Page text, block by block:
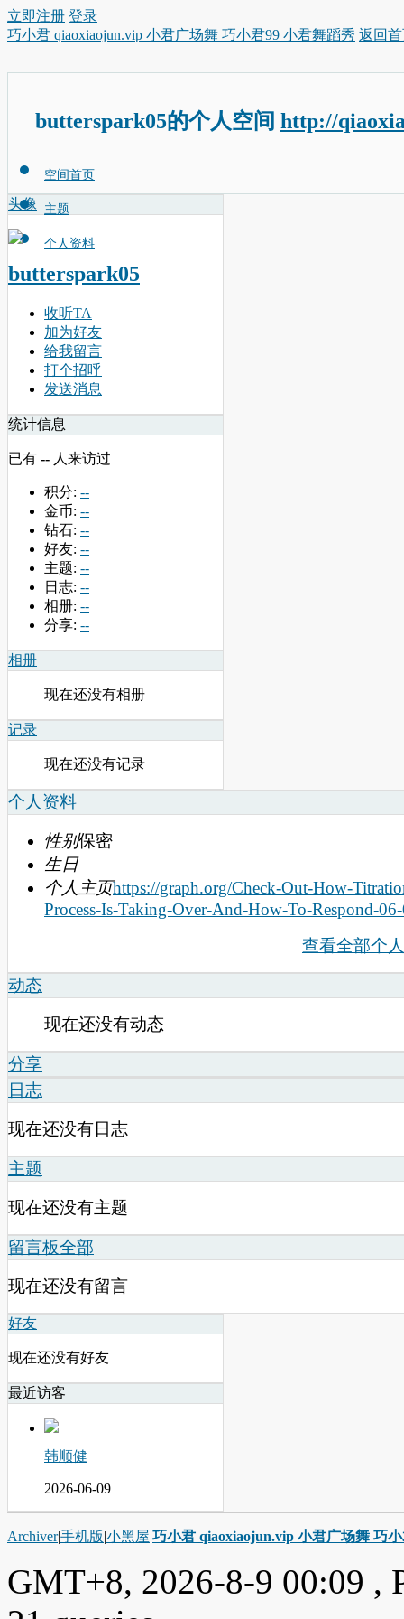
立即注册 登录
巧小君 qiaoxiaojun.vip 小君广场舞 巧小君99 小君舞蹈秀 返回
butterspark05的个人空间 http://
空间首页
主题
个人资料
头像
butterspark05
收听TA
加为好友
给我留言
打个招呼
发送消息
统计信息
已有 -- 人来访过
积分: --
金币: --
钻石: --
好友: --
主题: --
日志: --
相册: --
分享: --
相册
现在还没有相册
记录
现在还没有记录
个人资料
性别保密
生日
个人主页https://graph.org/Check-Out-How-
Process-Is-Taking-Over-And-How-To-Respond-
查看全部个
动态
现在还没有动态
分享
日志
现在还没有日志
主题
现在还没有主题
留言板全部
现在还没有留言
好友
现在还没有好友
最近访客
韩顺健
2026-06-09
Archiver|手机版|小黑屋|巧小君 qiaoxiaojun.vip 小君广场舞 巧
GMT+8, 2026-8-9 00:09 ,